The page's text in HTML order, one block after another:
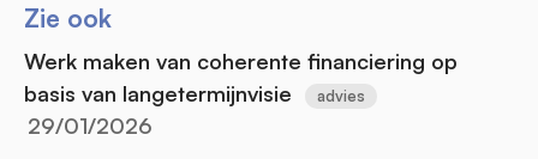
Zie ook
Werk maken van coherente financiering op
basis van langetermijnvisie
advies
29/01/2026